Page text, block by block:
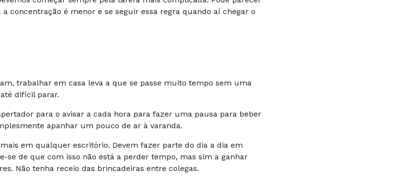
concentração é menor e se seguir essa regra quando aí chegar o
trabalhar em casa leva a que se passe muito tempo sem uma
difícil parar.
para o avisar a cada hora para fazer uma pausa para beber
apanhar um pouco de ar à varanda.
em qualquer escritório. Devem fazer parte do dia a dia em
se de que com isso não está a perder tempo, mas sim a ganhar
Não tenha receio das brincadeiras entre colegas.